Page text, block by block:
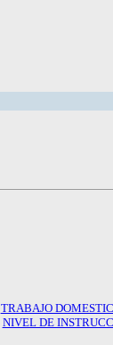
TRABAJO
NIVEL DE